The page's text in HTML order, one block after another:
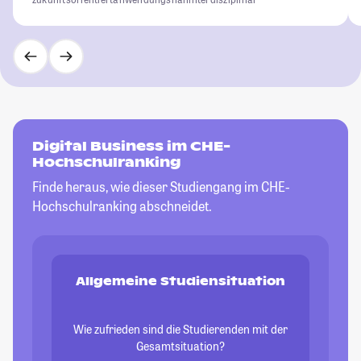
Digital Business im CHE-
Hochschulranking
Finde heraus, wie dieser Studiengang im CHE-
Hochschulranking abschneidet.
Allgemeine Studiensituation
Wie zufrieden sind die Studierenden mit der
Gesamtsituation?